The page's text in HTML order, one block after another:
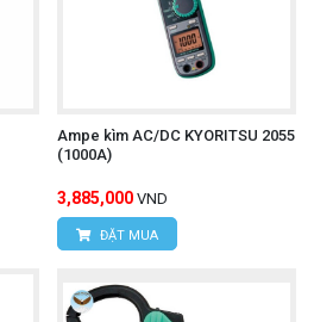
Ampe kìm AC/DC KYORITSU 2055
(1000A)
3,885,000 VND
ĐẶT MUA